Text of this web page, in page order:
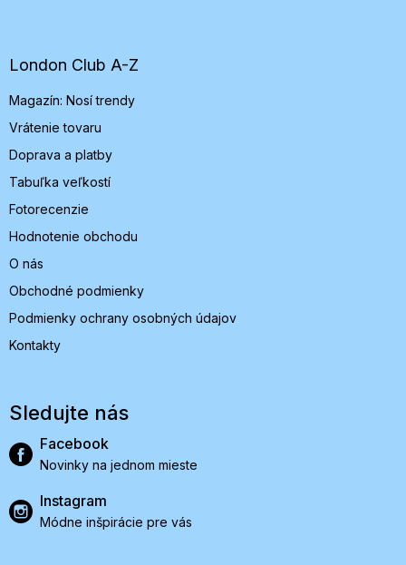
e
London Club A-Z
Magazín: Nosí trendy
Vrátenie tovaru
Doprava a platby
Tabuľka veľkostí
Fotorecenzie
Hodnotenie obchodu
O nás
Obchodné podmienky
Podmienky ochrany osobných údajov
Kontakty
Sledujte nás
Facebook
Novinky na jednom mieste
Instagram
Módne inšpirácie pre vás